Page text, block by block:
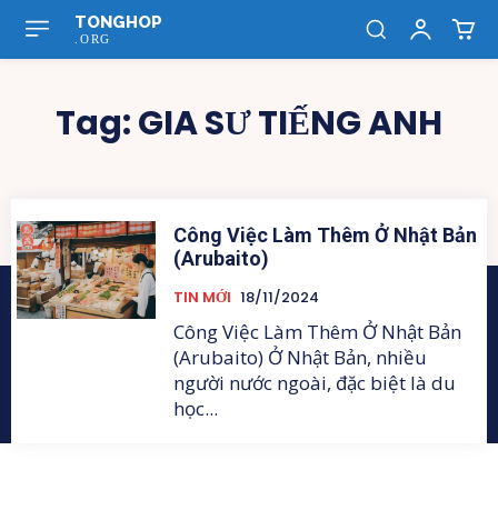
TONGHOP
.ORG
Tag:GIA SƯ TIẾNG ANH
Công Việc Làm Thêm Ở Nhật Bản
(Arubaito)
TIN MỚI 18/11/2024
Công Việc Làm Thêm Ở Nhật Bản
(Arubaito) Ở Nhật Bản, nhiều
người nước ngoài, đặc biệt là du
học...